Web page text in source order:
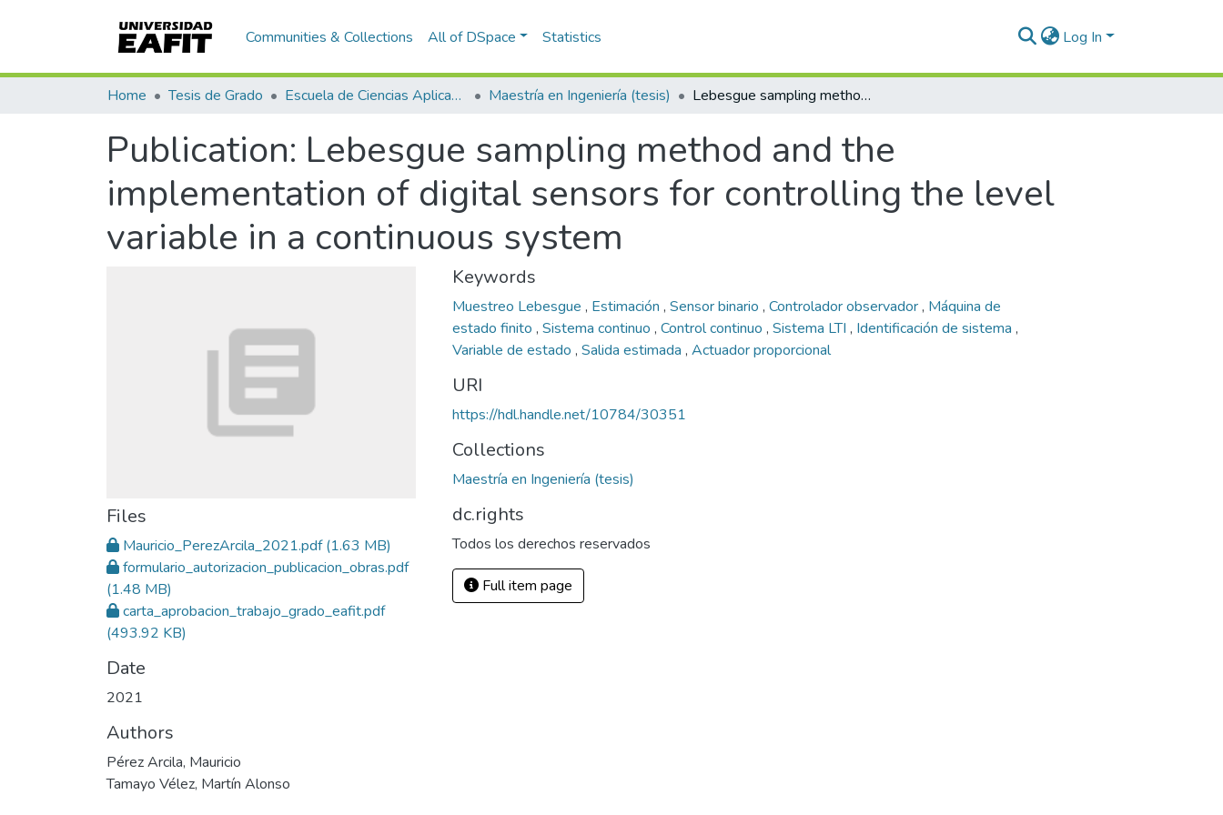
Communities & Collections All of DSpace Statistics Log In
Home Tesis de Grado Escuela de Ciencias Aplicadas e Ingeniería Maestría en Ingeniería (tesis) Lebesgue sampling method and the implementation of digital sensors for controlling the level variable in a continuous system
Publication: Lebesgue sampling method and the
implementation of digital sensors for controlling the level
variable in a continuous system
Files
Mauricio_PerezArcila_2021.pdf(1.63 MB)
formulario_autorizacion_publicacion_obras.pdf
(1.48 MB)
carta_aprobacion_trabajo_grado_eafit.pdf
(493.92 KB)
Date
2021
Authors
Pérez Arcila, Mauricio
Tamayo Vélez, Martín Alonso
Keywords
Muestreo Lebesgue , Estimación , Sensor binario , Controlador observador, Máquina de
estado finito , Sistema continuo , Control continuo , Sistema LTI , Identificación de sistema ,
Variable de estado , Salida estimada , Actuador proporcional
URI
https://hdl.handle.net/10784/30351
Collections
Maestría en Ingeniería (tesis)
dc.rights
Todos los derechos reservados
Full item page